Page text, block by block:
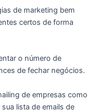
de marketing bem
certos de forma
o número de
de fechar negócios.
de empresas como
lista de emails de